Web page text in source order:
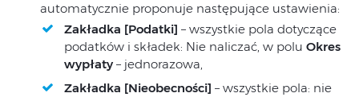
automatycznie proponuje następujące ustawienia:
Zakładka [Podatki] – wszystkie pola dotyczące
podatków i składek: Nie naliczać, w polu Okres
wypłaty – jednorazowa,
Zakładka [Nieobecności] – wszystkie pola: nie